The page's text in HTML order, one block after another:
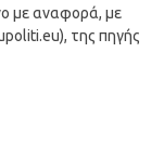
με αναφορά, με
της πηγής